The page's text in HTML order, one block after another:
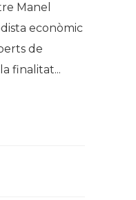
Manel
econòmic
de
finalitat...